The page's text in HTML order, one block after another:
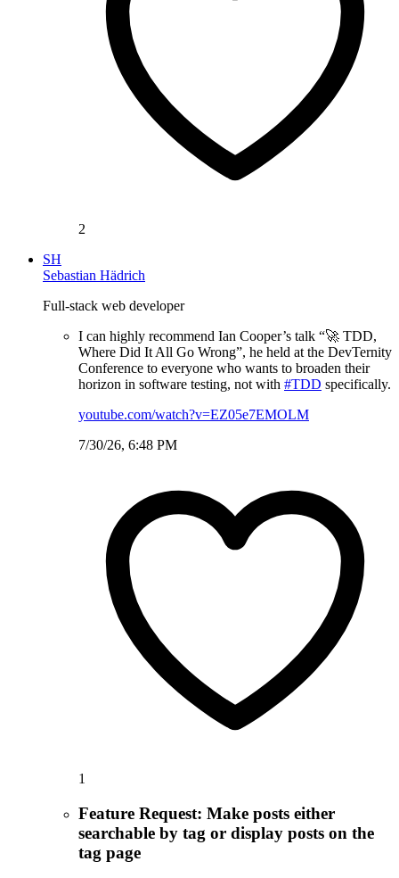
2
SH
Sebastian Hädrich
Full-stack web developer
I can highly recommend Ian Cooper’s talk “🚀 TDD,
Where Did It All Go Wrong”, he held at the DevTernity
Conference to everyone who wants to broaden their
horizon in software testing, not with #TDD specifically.
youtube.com/watch?v=EZ05e7EMOLM
7/30/26, 6:48 PM
1
Feature Request: Make posts either
searchable by tag or display posts on the
tag page